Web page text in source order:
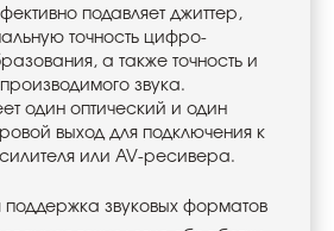
подавляет джиттер,
точность цифро-
а также точность и
звука.
один оптический и один
выход для подключения к
или AV-ресивера.
звуковых форматов